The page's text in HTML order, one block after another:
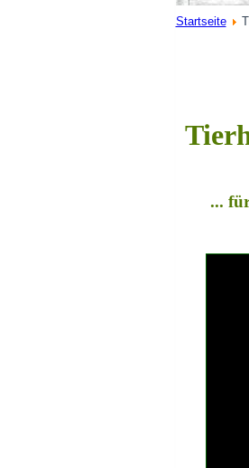
Startseite
...